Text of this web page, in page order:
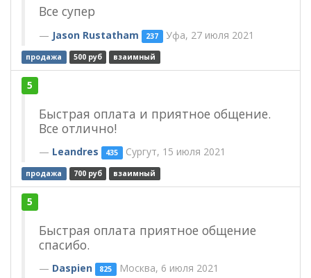
Все супер
Jason Rustatham 237 Уфа, 27 июля 2021
продажа 500 руб взаимный
5
Быстрая оплата и приятное общение.
Все отлично!
Leandres 435 Сургут, 15 июля 2021
продажа 700 руб взаимный
5
Быстрая оплата приятное общение
спасибо.
Daspien 825 Москва, 6 июля 2021